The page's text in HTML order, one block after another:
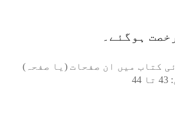
ہوگئے۔
کتاب میں ان صفحات (یا صفحہ)
43 تا 44